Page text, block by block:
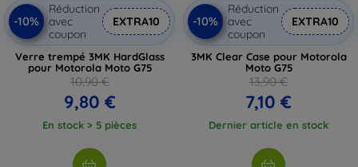
-10%
Réduction
avec
coupon
EXTRA10
Verre trempé 3MK HardGlass
pour Motorola Moto G75
10,90 €
9,80 €
En stock > 5 pièces
-10%
Réduction
avec
coupon
EXTRA10
3MK Clear Case pour Motorola
Moto G75
13,90 €
7,10 €
Dernier article en stock